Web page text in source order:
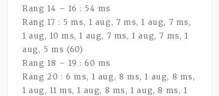
Rang 14 – 16 : 54 ms
Rang 17 : 5 ms, 1 aug, 7 ms, 1 aug, 7 ms,
1 aug, 10 ms, 1 aug, 7 ms, 1 aug, 7 ms, 1
aug, 5 ms (60)
Rang 18 – 19 : 60 ms
Rang 20 : 6 ms, 1 aug, 8 ms, 1 aug, 8 ms,
1 aug, 11 ms, 1 aug, 8 ms, 1 aug, 8 ms, 1